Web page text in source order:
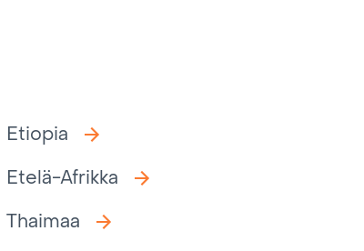
Etiopia
Etelä-Afrikka
Thaimaa